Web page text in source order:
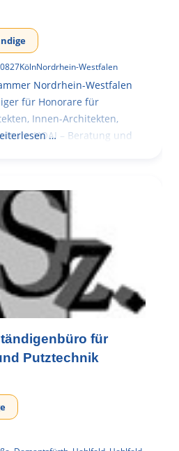
KölnNordrhein-Westfalen
Nordrhein-Westfalen
für Honorare für
Innen-Architekten,
HOAI – Beratung und
…
für
Putztechnik